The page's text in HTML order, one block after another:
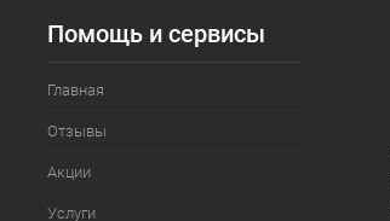
Помощь и сервисы
Главная
Отзывы
Акции
Услуги